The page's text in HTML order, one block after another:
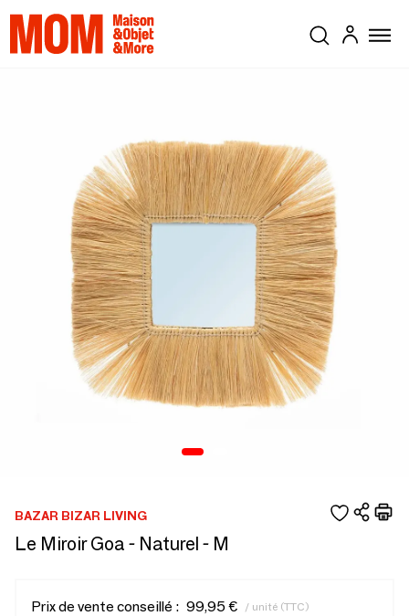
BAZAR BIZAR LIVING
Le Miroir Goa - Naturel - M
Prix de vente conseillé : 99,95 € / unité (TTC)